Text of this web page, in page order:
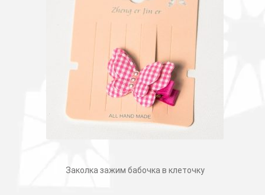
Заколка зажим бабочка в клеточку